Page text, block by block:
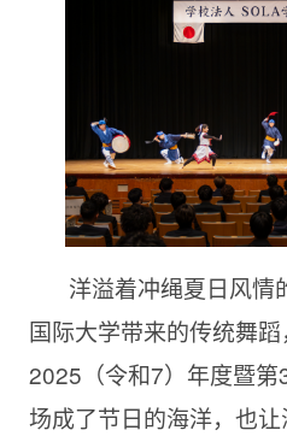
洋溢着冲绳夏日风情
国际大学带来的传统舞
2025（令和7）年度暨
场成了节日的海洋，也